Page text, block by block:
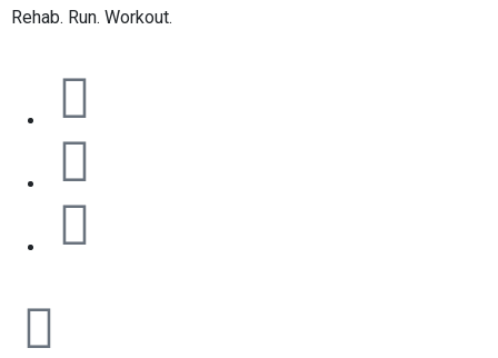
Rehab. Run. Workout.